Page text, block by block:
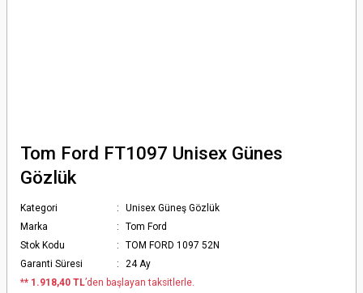
Tom Ford FT1097 Unisex Günes
Gözlük
Kategori
Unisex Güneş Gözlük
Marka
Tom Ford
Stok Kodu
TOM FORD 1097 52N
Garanti Süresi
24 Ay
** 1.918,40 TL’den başlayan taksitlerle.